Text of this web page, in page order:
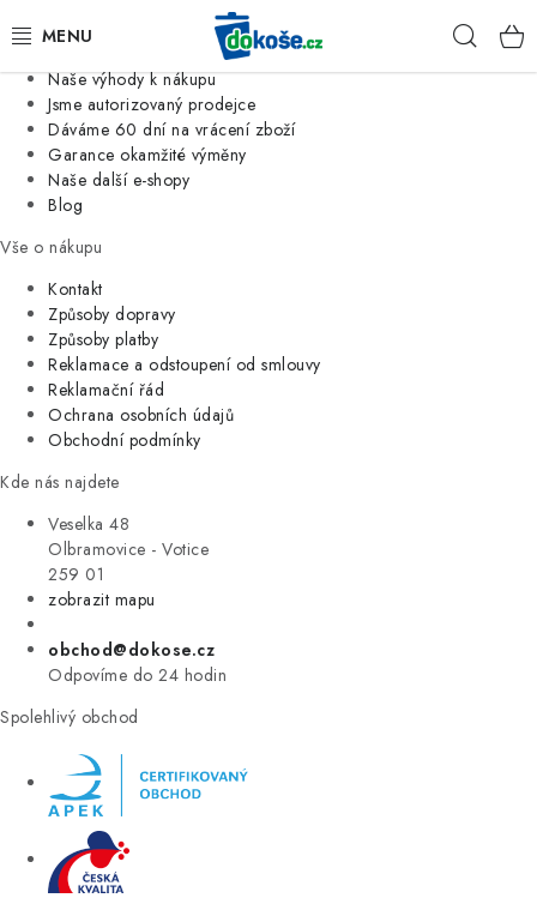
Jsme tradiční česká firma
Naše výhody k nákupu
Jsme autorizovaný prodejce
Dáváme 60 dní na vrácení zboží
Garance okamžité výměny
Naše další e-shopy
Blog
Vše o nákupu
Kontakt
Způsoby dopravy
Způsoby platby
Reklamace a odstoupení od smlouvy
Reklamační řád
Ochrana osobních údajů
Obchodní podmínky
Kde nás najdete
Veselka 48
Olbramovice - Votice
259 01
zobrazit mapu
obchod@dokose.cz
Odpovíme do 24 hodin
Spolehlivý obchod
KOŠE
SÁČKY
KUCHYNĚ
ORGANIZACE
DOMÁCNOST
ÚKLID
VÝPRODEJ
ZNAČKY
Úvod Kontakt Blog
Moje objednávka